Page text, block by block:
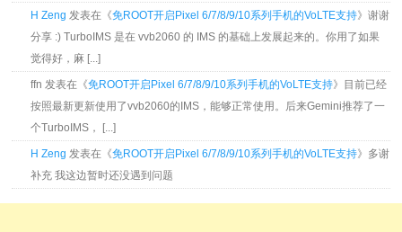
H Zeng 发表在《免ROOT开启Pixel 6/7/8/9/10系列手机的VoLTE支持》谢谢
分享 :) TurboIMS 是在 vvb2060 的 IMS 的基础上发展起来的。你用了如果
觉得好，麻 [...]
ffn 发表在《免ROOT开启Pixel 6/7/8/9/10系列手机的VoLTE支持》目前已经
按照最新更新使用了vvb2060的IMS，能够正常使用。后来Gemini推荐了一
个TurboIMS， [...]
H Zeng 发表在《免ROOT开启Pixel 6/7/8/9/10系列手机的VoLTE支持》多谢
补充 我这边暂时还没遇到问题